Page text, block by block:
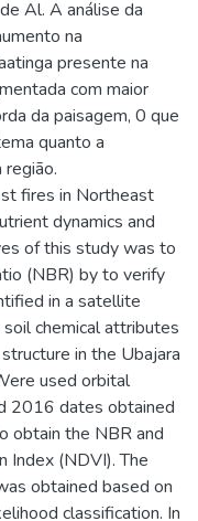
Al. A análise da
na
presente na
com maior
da paisagem, 0 que
quanto a
região.
fires in Northeast
dynamics and
of this study was to
(NBR) by to verify
in a satellite
chemical attributes
in the Ubajara
used orbital
2016 dates obtained
obtain the NBR and
Index (NDVI). The
obtained based on
classification. In